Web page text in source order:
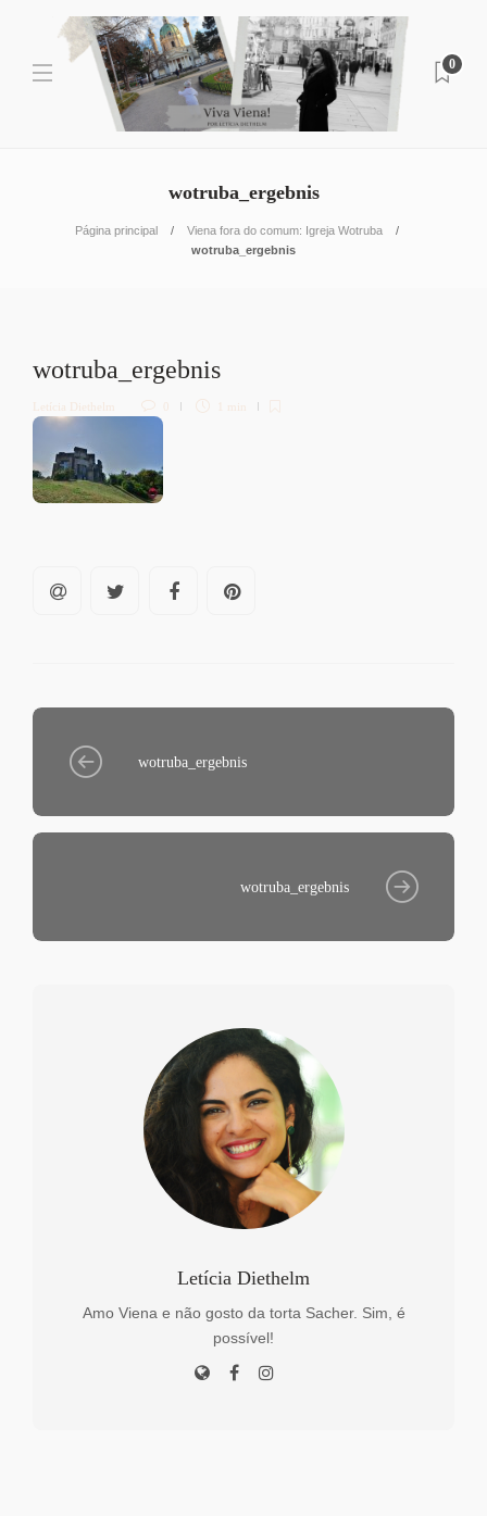
0
wotruba_ergebnis
Página principal
Viena fora do comum: Igreja Wotruba
wotruba_ergebnis
wotruba_ergebnis
Letícia Diethelm 0 1 min
wotruba_ergebnis
wotruba_ergebnis
Letícia Diethelm
Amo Viena e não gosto da torta Sacher. Sim, é
possível!